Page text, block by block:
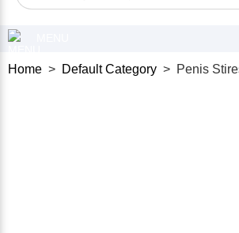
Home > Default Category > Penis